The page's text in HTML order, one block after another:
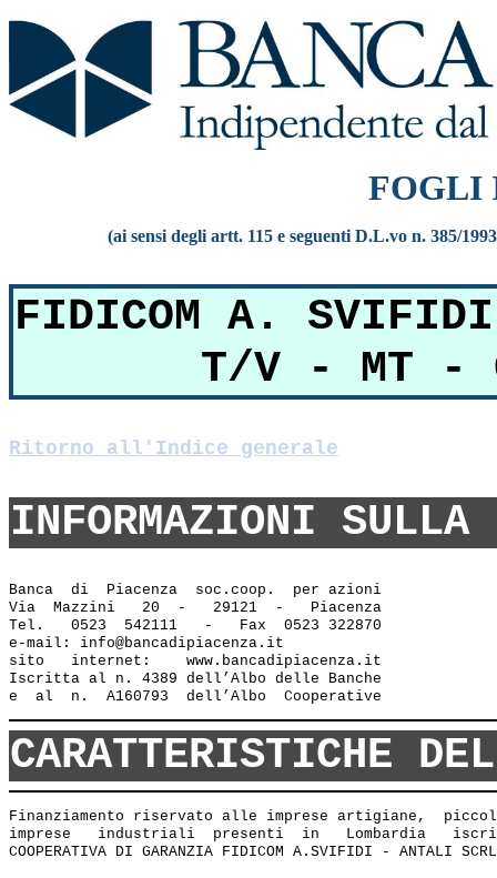
FOGLI
(ai sensi degli artt. 115 e seguenti D.L.vo n. 385/
FIDICOM A.
T/V - MT -
Ritorno all'Indice generale
INFORMAZIONI SULLA
Banca  di  Piacenza  soc.coop.  per azioni
Via  Mazzini   20  -   29121  -   Piacenza
Tel.   0523  542111   -   Fax  0523 322870
e-mail: info@bancadipiacenza.it
sito   internet:    www.bancadipiacenza.it
Iscritta al n. 4389 dell’Albo delle Banche
CARATTERISTICHE DEL
Finanziamento riservato alle imprese artigiane,
imprese   industriali  presenti  in   Lombardia
COOPERATIVA DI GARANZIA FIDICOM A.SVIFIDI - ANTALI